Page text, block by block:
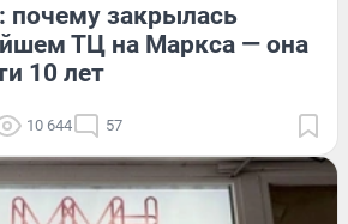
почему закрылась
ТЦ на Маркса — она
10 лет
10 644 57